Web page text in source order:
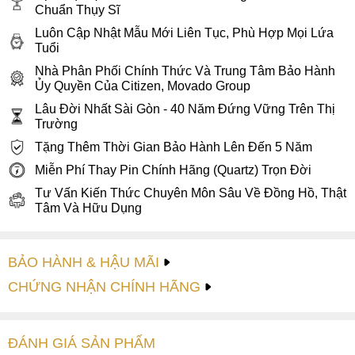
góc 3 giờ truyền thống với kích thước khá to, thuận tiện
trong các thao tác điều chỉnh.
3. Dây đeo thép không gỉ kết hợp với
ceramic chắc chắn
Movado 3600638 thuộc dòng Bold Ceramic nên dây đeo
đồng hồđược kết hợp từ thép không gỉ nguyên khối ở liên
kết chữ H và ceramic trắng ở giữa. Phần dây đeo thiết kế to
bản kiểu dây H-link chắc chắn, đặc biệt những mắt dây liên
kết ở giữa điều là ceramic có màu trắng nhạt giúp cho dây
đeo đồng hồ nổi bật và phá cách hơn.
dụng chất liệu ceramic có nhiều ưu điểm như: nhẹ, có độ
bền cao, không bị phai màu, dễ làm sạch, không gây dị ứng;
quen thuộc, giúp dây được gọn gàng và thẩm mỹ hơn.
Chuẩn Thụy Sĩ
Luôn Cập Nhật Mẫu Mới Liên Tục, Phù Hợp Mọi Lứa
Tuổi
Nhà Phân Phối Chính Thức Và Trung Tâm Bảo Hành
Ủy Quyền Của Citizen, Movado Group
Lâu Đời Nhất Sài Gòn - 40 Năm Đứng Vững Trên Thị
Trường
Tặng Thêm Thời Gian Bảo Hành Lên Đến 5 Năm
Miễn Phí Thay Pin Chính Hãng (Quartz) Trọn Đời
Tư Vấn Kiến Thức Chuyên Môn Sâu Về Đồng Hồ, Thật
Tâm Và Hữu Dụng
BẢO HÀNH & HẬU MÃI
CHỨNG NHẬN CHÍNH HÃNG
ĐÁNH GIÁ SẢN PHẤM